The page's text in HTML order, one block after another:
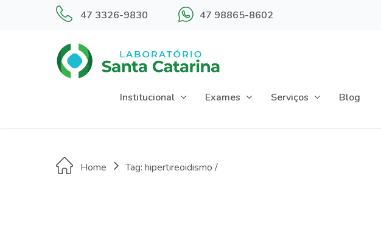
47 3326-9830 47 98865-8602
Institucional Exames Serviços Blog
Home Tag: hipertireoidismo /